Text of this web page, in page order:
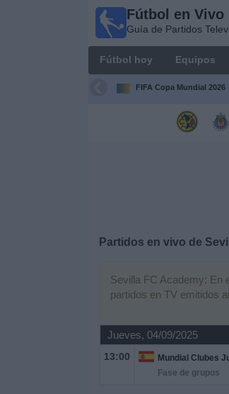
Fútbol en Vivo
Guía de Partidos
Fútbol hoy Equipos
FIFA Copa Mundial 2026
Partidos en vivo de
Sevilla FC Academy: En
partidos en TV emitidos
Jueves, 04/09/2025
13:00
Mundial Clubes
Fase de grupos